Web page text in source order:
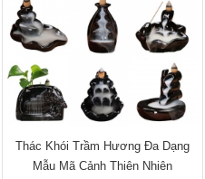
Thác Khói Trầm Hương Đa Dạng
Mẫu Mã Cảnh Thiên Nhiên